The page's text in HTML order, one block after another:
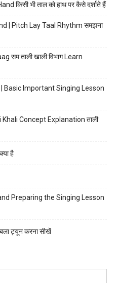
किसी भी ताल को हाथ पर कैसे दर्शाते हैं
| Pitch Lay Taal Rhythm समझना
सम ताली खाली विभाग Learn
Basic Important Singing Lesson
Concept Explanation ताली
है
Preparing the Singing Lesson
ट्यून करना सीखें